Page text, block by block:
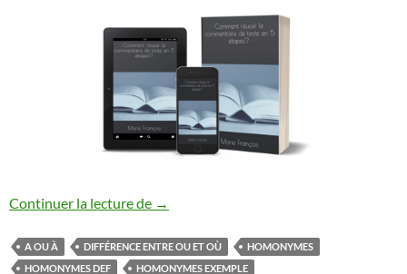
Continuer la lecture de LES HOMONYMES
→
A OU À DIFFÉRENCE ENTRE OU ET OÙ
HOMONYMES
HOMONYMES DEF
HOMONYMES EXEMPLE